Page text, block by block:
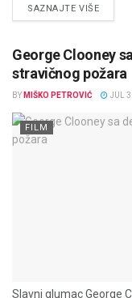
SAZNAJTE VIŠEDETAILS
George Clooney
stravičnog požara
BY MIŠKO PETROVIĆ JUL
FILM
Slavni glumac George